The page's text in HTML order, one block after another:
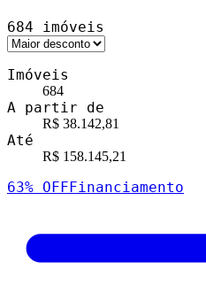
684 imóveis
Imóveis
684
A partir de
R$ 38.142,81
Até
R$ 158.145,21
63% OFFFinanciamento